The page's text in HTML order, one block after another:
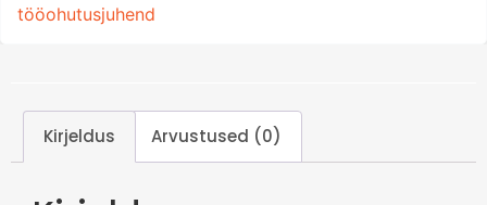
tööohutusjuhend
Kirjeldus Arvustused (0)